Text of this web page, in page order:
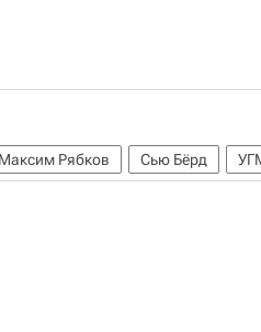
Максим Рябков Сью Бёрд